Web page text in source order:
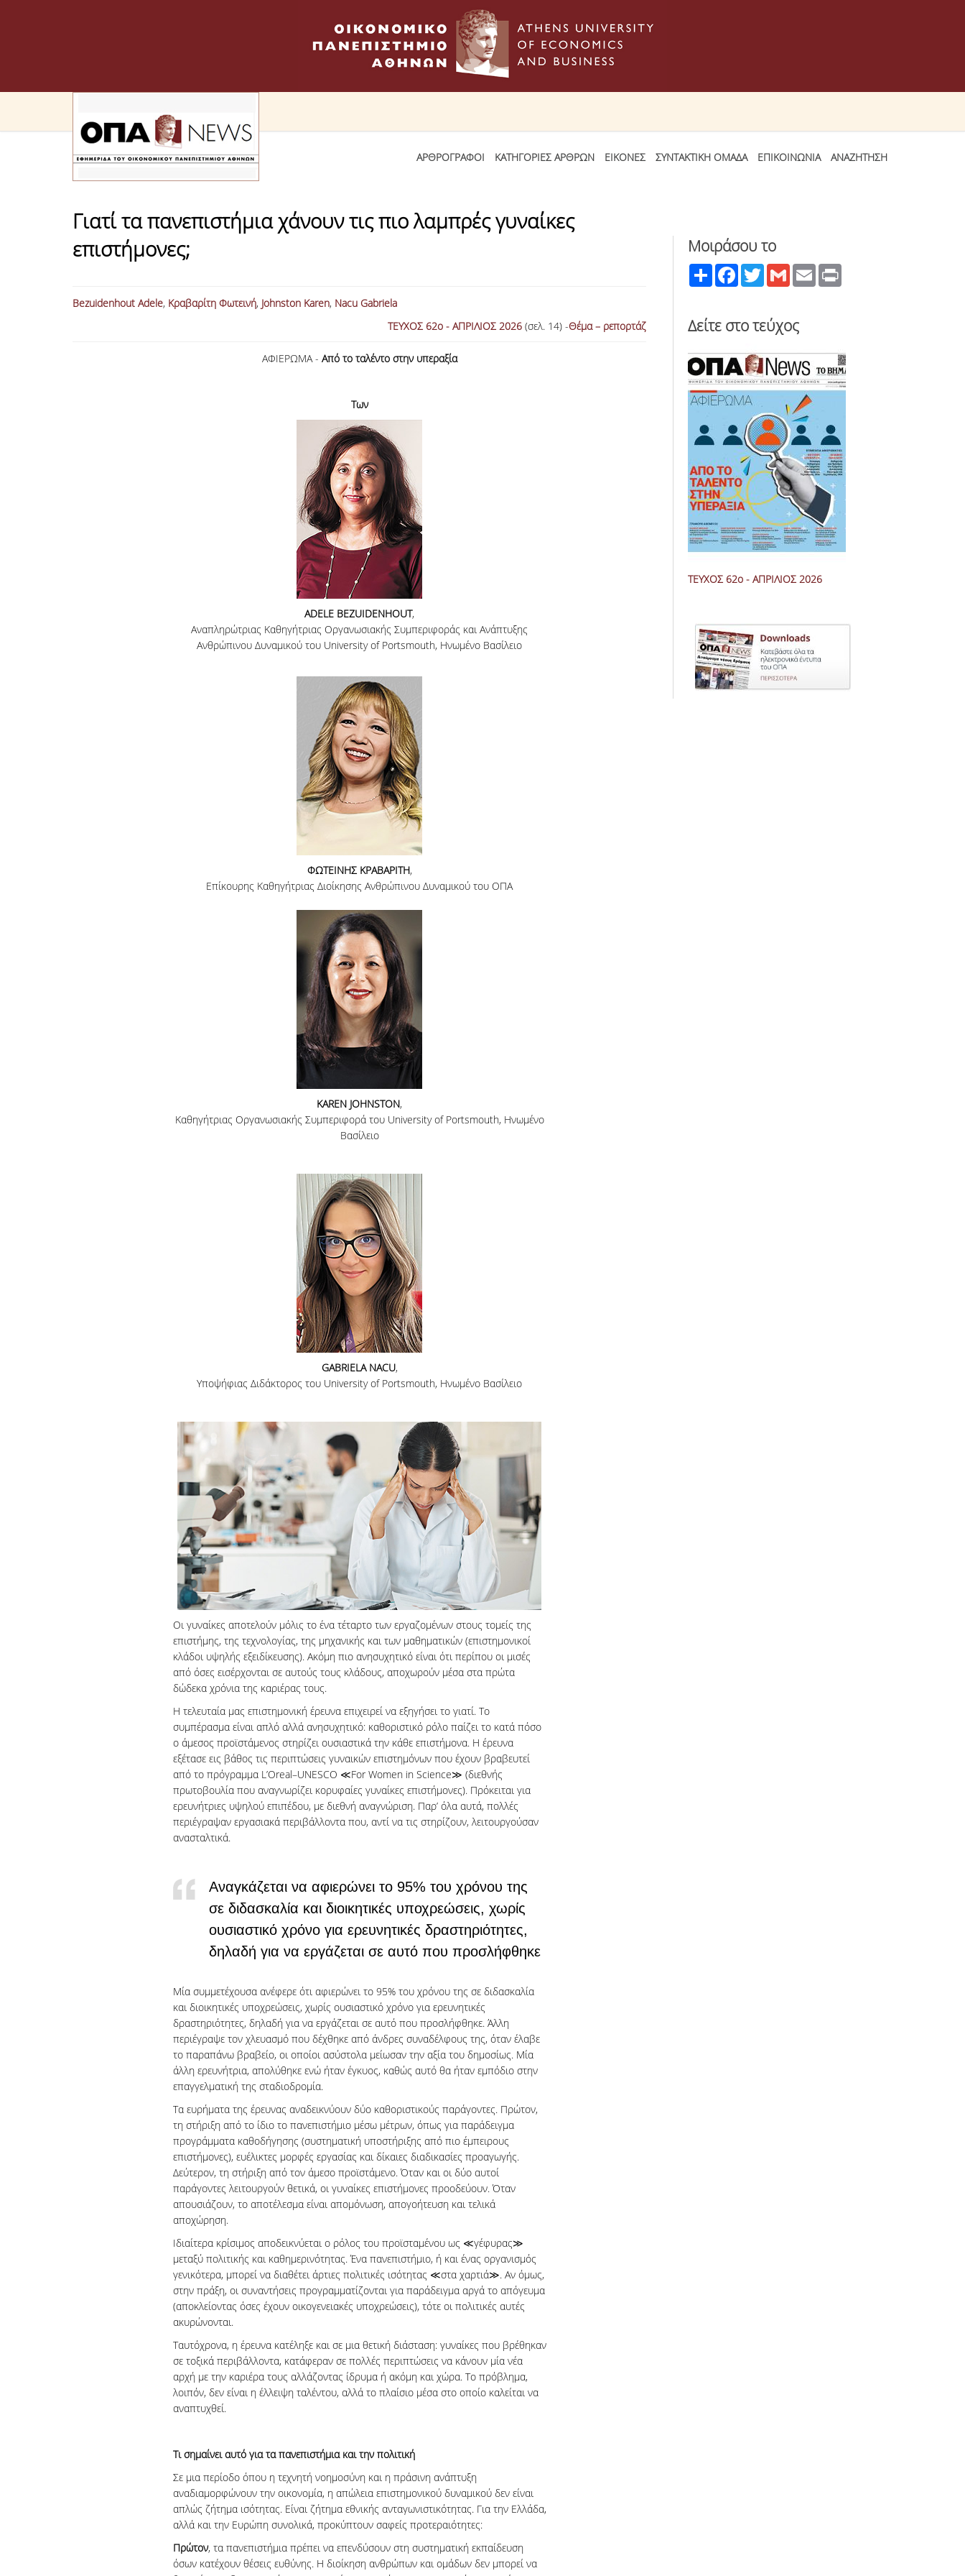
ΑΡΘΡΟΓΡΑΦΟΙ ΚΑΤΗΓΟΡΙΕΣ ΑΡΘΡΩΝ ΕΙΚΟΝΕΣ ΣΥΝΤΑΚΤΙΚΗ ΟΜΑΔΑ ΕΠΙΚΟΙΝΩΝΙΑ ΑΝΑΖΗΤΗΣΗ
Γιατί τα πανεπιστήμια χάνουν τις πιο λαμπρές γυναίκες
επιστήμονες;
Bezuidenhout Adele, Κραβαρίτη Φωτεινή, Johnston Karen, Nacu Gabriela
ΤΕΥΧΟΣ 62ο - ΑΠΡΙΛΙΟΣ 2026 (σελ. 14) -Θέμα – ρεπορτάζ
ΑΦΙΕΡΩΜΑ - Από το ταλέντο στην υπεραξία
Των
ADELE BEZUIDENHOUT,
Αναπληρώτριας Καθηγήτριας Οργανωσιακής Συμπεριφοράς και Ανάπτυξης
Ανθρώπινου Δυναμικού του University of Portsmouth, Ηνωμένο Βασίλειο
ΦΩΤΕΙΝΗΣ ΚΡΑΒΑΡΙΤΗ,
Επίκουρης Καθηγήτριας Διοίκησης Ανθρώπινου Δυναμικού του ΟΠΑ
KAREN JOHNSTON,
Καθηγήτριας Οργανωσιακής Συμπεριφορά του University of Portsmouth, Ηνωμένο
Βασίλειο
GABRIELA NACU,
Υποψήφιας Διδάκτορος του University of Portsmouth, Ηνωμένο Βασίλειο
Οι γυναίκες αποτελούν μόλις το ένα τέταρτο των εργαζομένων στους τομείς της
επιστήμης, της τεχνολογίας, της μηχανικής και των μαθηματικών (επιστημονικοί
κλάδοι υψηλής εξειδίκευσης). Ακόμη πιο ανησυχητικό είναι ότι περίπου οι μισές
από όσες εισέρχονται σε αυτούς τους κλάδους, αποχωρούν μέσα στα πρώτα
δώδεκα χρόνια της καριέρας τους.
Η τελευταία μας επιστημονική έρευνα επιχειρεί να εξηγήσει το γιατί. Το
συμπέρασμα είναι απλό αλλά ανησυχητικό: καθοριστικό ρόλο παίζει το κατά πόσο
ο άμεσος προϊστάμενος στηρίζει ουσιαστικά την κάθε επιστήμονα. Η έρευνα
εξέτασε εις βάθος τις περιπτώσεις γυναικών επιστημόνων που έχουν βραβευτεί
από το πρόγραμμα L’Oreal–UNESCO ≪For Women in Science≫ (διεθνής
πρωτοβουλία που αναγνωρίζει κορυφαίες γυναίκες επιστήμονες). Πρόκειται για
ερευνήτριες υψηλού επιπέδου, με διεθνή αναγνώριση. Παρ’ όλα αυτά, πολλές
περιέγραψαν εργασιακά περιβάλλοντα που, αντί να τις στηρίζουν, λειτουργούσαν
ανασταλτικά.
Αναγκάζεται να αφιερώνει το 95% του χρόνου της
σε διδασκαλία και διοικητικές υποχρεώσεις, χωρίς
ουσιαστικό χρόνο για ερευνητικές δραστηριότητες,
δηλαδή για να εργάζεται σε αυτό που προσλήφθηκε
Μία συμμετέχουσα ανέφερε ότι αφιερώνει το 95% του χρόνου της σε διδασκαλία
και διοικητικές υποχρεώσεις, χωρίς ουσιαστικό χρόνο για ερευνητικές
δραστηριότητες, δηλαδή για να εργάζεται σε αυτό που προσλήφθηκε. Άλλη
περιέγραψε τον χλευασμό που δέχθηκε από άνδρες συναδέλφους της, όταν έλαβε
το παραπάνω βραβείο, οι οποίοι ασύστολα μείωσαν την αξία του δημοσίως. Μία
άλλη ερευνήτρια, απολύθηκε ενώ ήταν έγκυος, καθώς αυτό θα ήταν εμπόδιο στην
επαγγελματική της σταδιοδρομία.
Τα ευρήματα της έρευνας αναδεικνύουν δύο καθοριστικούς παράγοντες. Πρώτον,
τη στήριξη από το ίδιο το πανεπιστήμιο μέσω μέτρων, όπως για παράδειγμα
προγράμματα καθοδήγησης (συστηματική υποστήριξης από πιο έμπειρους
επιστήμονες), ευέλικτες μορφές εργασίας και δίκαιες διαδικασίες προαγωγής.
Δεύτερον, τη στήριξη από τον άμεσο προϊστάμενο. Όταν και οι δύο αυτοί
παράγοντες λειτουργούν θετικά, οι γυναίκες επιστήμονες προοδεύουν. Όταν
απουσιάζουν, το αποτέλεσμα είναι απομόνωση, απογοήτευση και τελικά
αποχώρηση.
Ιδιαίτερα κρίσιμος αποδεικνύεται ο ρόλος του προϊσταμένου ως ≪γέφυρας≫
μεταξύ πολιτικής και καθημερινότητας. Ένα πανεπιστήμιο, ή και ένας οργανισμός
γενικότερα, μπορεί να διαθέτει άρτιες πολιτικές ισότητας ≪στα χαρτιά≫. Αν όμως,
στην πράξη, οι συναντήσεις προγραμματίζονται για παράδειγμα αργά το απόγευμα
(αποκλείοντας όσες έχουν οικογενειακές υποχρεώσεις), τότε οι πολιτικές αυτές
ακυρώνονται.
Ταυτόχρονα, η έρευνα κατέληξε και σε μια θετική διάσταση: γυναίκες που βρέθηκαν
σε τοξικά περιβάλλοντα, κατάφεραν σε πολλές περιπτώσεις να κάνουν μία νέα
αρχή με την καριέρα τους αλλάζοντας ίδρυμα ή ακόμη και χώρα. Το πρόβλημα,
λοιπόν, δεν είναι η έλλειψη ταλέντου, αλλά το πλαίσιο μέσα στο οποίο καλείται να
αναπτυχθεί.
Τι σημαίνει αυτό για τα πανεπιστήμια και την πολιτική
Σε μια περίοδο όπου η τεχνητή νοημοσύνη και η πράσινη ανάπτυξη
αναδιαμορφώνουν την οικονομία, η απώλεια επιστημονικού δυναμικού δεν είναι
απλώς ζήτημα ισότητας. Είναι ζήτημα εθνικής ανταγωνιστικότητας. Για την Ελλάδα,
αλλά και την Ευρώπη συνολικά, προκύπτουν σαφείς προτεραιότητες:
Πρώτον, τα πανεπιστήμια πρέπει να επενδύσουν στη συστηματική εκπαίδευση
όσων κατέχουν θέσεις ευθύνης. Η διοίκηση ανθρώπων και ομάδων δεν μπορεί να
Μοιράσου το
ShareFacebook
TwitterGmailEmailPrint
Δείτε στο τεύχος
ΤΕΥΧΟΣ 62ο - ΑΠΡΙΛΙΟΣ 2026